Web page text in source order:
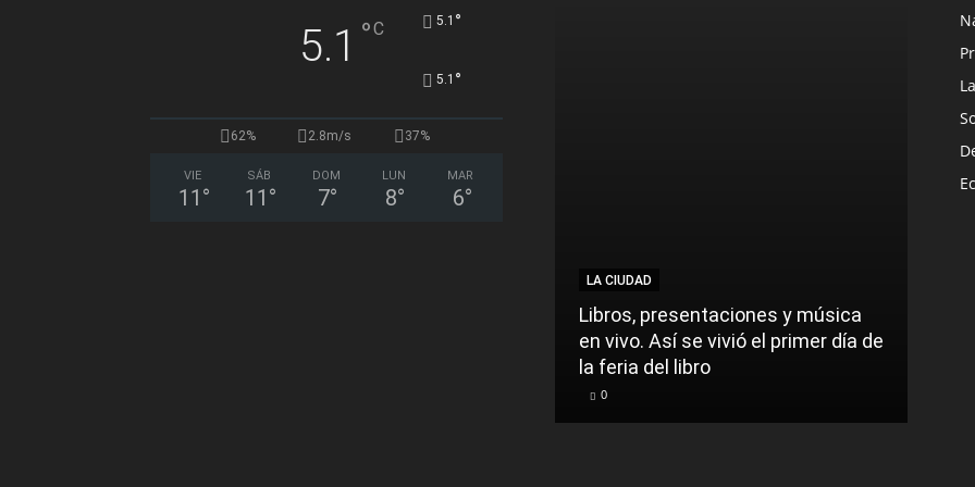
5.1 °C 5.1 °
5.1 °
62% 2.8m/s 37%
VIE
11 °
SÁB
11 °
DOM
7°
LUN
8°
MAR
6°
LA CIUDAD
Libros, presentaciones y música
en vivo. Así se vivió el primer día de
la feria del libro
0